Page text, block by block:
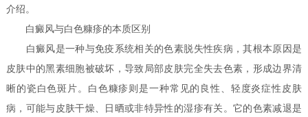
介绍。
白癜风与白色糠疹的本质区别
白癜风是一种与免疫系统相关的色素脱失性疾病，其根本原因是
皮肤中的黑素细胞被破坏，导致局部皮肤完全失去色素，形成边界清
晰的瓷白色斑片。白色糠疹则是一种常见的良性、轻度炎症性皮肤
病，可能与皮肤干燥、日晒或非特异性的湿疹有关。它的色素减退是